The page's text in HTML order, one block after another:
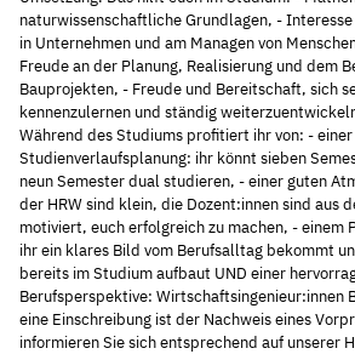
naturwissenschaftliche Grundlagen, -
in Unternehmen und am Managen von
Freude an der Planung, Realisierung und dem
Bauprojekten, - Freude und Bereitschaft, sich
kennenzulernen und ständig
Während des Studiums profitiert ihr von: -
Studienverlaufsplanung: ihr könnt sieben
neun Semester dual studieren, - einer guten
der HRW sind klein, die Dozent:innen sind aus
motiviert, euch erfolgreich zu machen, - einem
ihr ein klares Bild vom Berufsalltag bekommt
bereits im Studium aufbaut UND einer
Berufsperspektive: Wirtschaftsingenieur:innen
eine Einschreibung ist der Nachweis eines
informieren Sie sich entsprechend auf unserer